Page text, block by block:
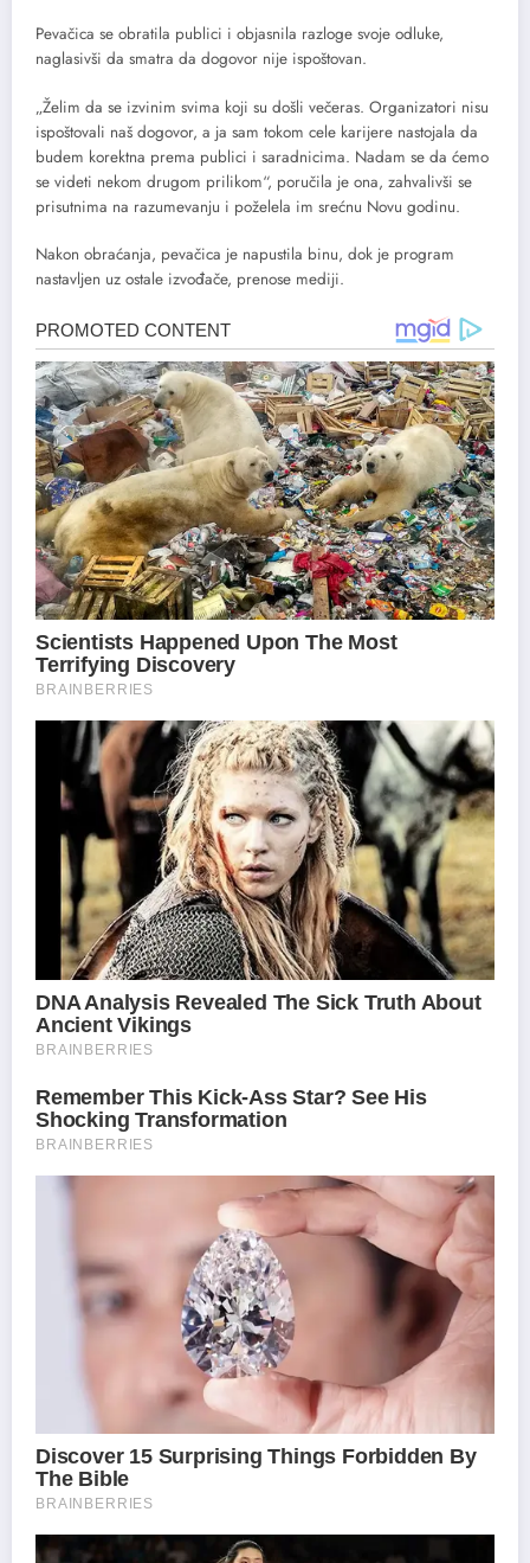
Pevačica se obratila publici i objasnila razloge svoje odluke,
naglasivši da smatra da dogovor nije ispoštovan.
„Želim da se izvinim svima koji su došli večeras. Organizatori nisu
ispoštovali naš dogovor, a ja sam tokom cele karijere nastojala da
budem korektna prema publici i saradnicima. Nadam se da ćemo
se videti nekom drugom prilikom“, poručila je ona, zahvalivši se
prisutnima na razumevanju i poželela im srećnu Novu godinu.
Nakon obraćanja, pevačica je napustila binu, dok je program
nastavljen uz ostale izvođače, prenose mediji.